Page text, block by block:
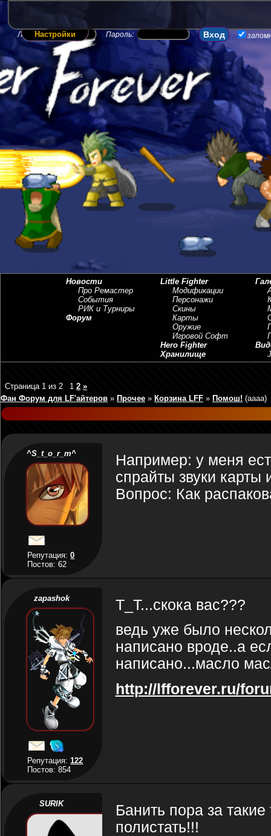
Логин: Пароль:
Настройки
Новости
Про Ремастер
События
РИК и Турниры
Форум
Little Fighter
Модификации
Персонажи
Скины
Карты
Оружие
Игровой Софт
Hero Fighter
Хранилище
Страница 1 из 2 1 2 »
Фан Форум для LF'айтеров » Прочее » Корзина LFF » Помош! (аааа)
^S_t_o_r_m^
Репутация:0
Постов: 62
Например: у меня
спрайты звуки карты
Вопрос: Как
zapashok
Репутация:122
Постов: 854
Т_Т...скока вас???
ведь уже было
написано вроде..а
написано...масло
http://lfforever.ru/
SURIK
Банить пора за
полистать!!!